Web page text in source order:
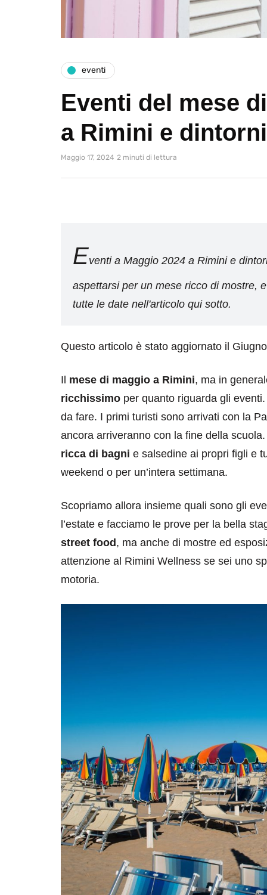
eventi
Eventi del mese
a Rimini e dintorni
Maggio 17, 2024 2 minuti di lettura
Eventi a Maggio 2024 a Rimini e
aspettarsi per un mese ricco di mostre,
tutte le date nell'articolo qui sotto.
Questo articolo è stato aggiornato il
Il mese di maggio a Rimini, ma in
ricchissimo per quanto riguarda gli
da fare. I primi turisti sono arrivati con la
ancora arriveranno con la fine della
ricca di bagni e salsedine ai propri figli e
weekend o per un’intera settimana.
Scopriamo allora insieme quali sono gli
l’estate e facciamo le prove per la bella
street food, ma anche di mostre ed
attenzione al Rimini Wellness se sei uno
motoria.